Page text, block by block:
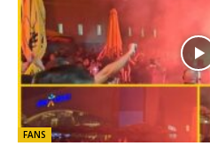
FANS